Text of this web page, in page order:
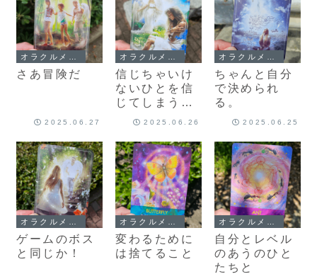
さあ冒険だ
2025.06.27
信じちゃいけ
ないひとを信
じてしまう理
2025.06.26
ちゃんと自分
で決められ
る。
2025.06.25
ゲームのボス
と同じか！
変わるために
は捨てること
自分とレベル
のあうのひと
たちと